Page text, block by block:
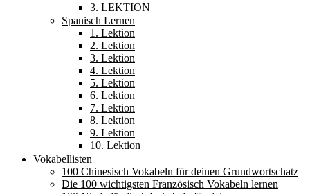
3. LEKTION
Spanisch Lernen
1. Lektion
2. Lektion
3. Lektion
4. Lektion
5. Lektion
6. Lektion
7. Lektion
8. Lektion
9. Lektion
10. Lektion
Vokabellisten
100 Chinesisch Vokabeln für deinen Grundwortschatz
Die 100 wichtigsten Französisch Vokabeln lernen